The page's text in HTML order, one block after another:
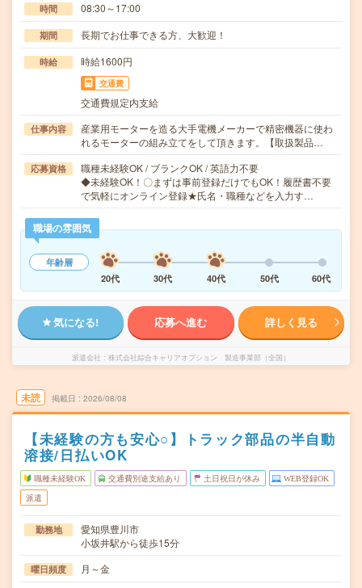
時間 08:30～17:00
期間 長期でお仕事できる方、大歓迎！
時給 時給1600円
交通費
交通費規定内支給
仕事内容
産業用モーターを造る大手電機メーカーで精密機器に使わ
れるモーターの組み立てをして頂きます。【取扱製品…
応募資格
職種未経験OK / ブランクOK / 英語力不要
◆未経験OK！〇まずは事前登録だけでもOK！履歴書不要
で気軽にオンライン登録★氏名・職種などを入力す…
職場の雰囲気
年齢層
20代
30代 40代 50代 60代
気になる! 応募へ進む 詳しく見る
派遣会社 株式会社綜合キャリアオプション 製造事業部（全国）
未読 掲載日 2026/08/08
【未経験の方も安心○】トラック部品の半自動
溶接/日払いOK
職種未経験OK 交通費別途支給あり 土日祝日が休み WEB登録OK
派遣
勤務地
愛知県豊川市
小坂井駅から徒歩15分
曜日頻度 月～金